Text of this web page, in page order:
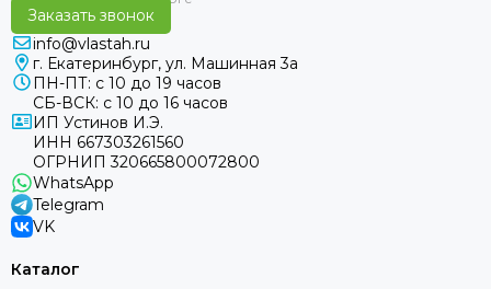
Заказать звонок
info@vlastah.ru
г. Екатеринбург, ул. Машинная 3а
ПН-ПТ: с 10 до 19 часов
СБ-ВСК: с 10 до 16 часов
ИП Устинов И.Э.
ИНН 667303261560
ОГРНИП 320665800072800
WhatsApp
Telegram
VK
Каталог